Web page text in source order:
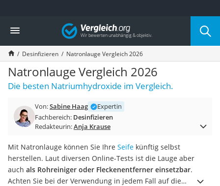
Die beliebtesten Vergleiche nach Kategorie
Drogerie
Inhalator
Haarschneider
Rollator
Braun Rasierer
Katzenklappe (Chip)
Masturbator
Massagepistole
Reisehaartrockner
Eiweißpulver
Magnesiumpräparat
Katzenklappe
Vergleich
Desinfizieren Natronlauge Vergleich 2026
Natronlauge Vergleich 2026
Die besten Natriumhydroxide im Vergleich.
Von:Sabine Haag
Expertin
Fachbereich: Desinfizieren
Redakteurin:Anja Krause
Mit Natronlauge können Sie Ihre Seife künftig selbst
herstellen. Laut diversen Online-Tests ist die Lauge aber
auch als Rohreiniger oder Fleckenentferner einsetzbar.
Achten Sie bei der Verwendung in jedem Fall auf die